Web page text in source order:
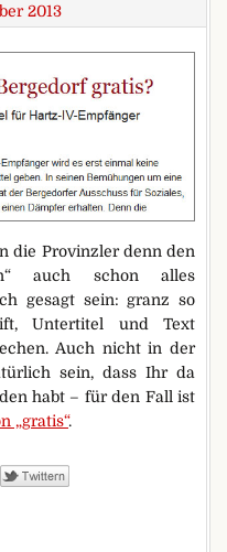
2013
die Provinzler denn den
auch schon alles
gesagt sein: granz so
Untertitel und Text
Auch nicht in der
sein, dass Ihr da
habt – für den Fall ist
„gratis“.